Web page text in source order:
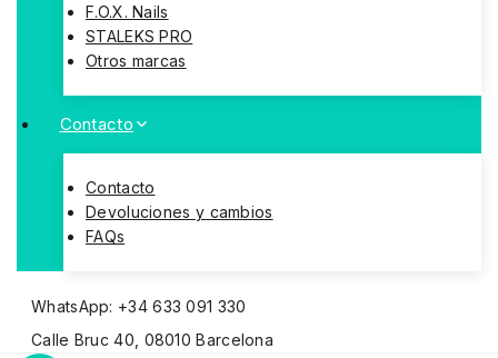
F.O.X. Nails
STALEKS PRO
Otros marcas
Contacto
Contacto
Devoluciones y cambios
FAQs
WhatsApp: +34 633 091 330
Calle Bruc 40, 08010 Barcelona